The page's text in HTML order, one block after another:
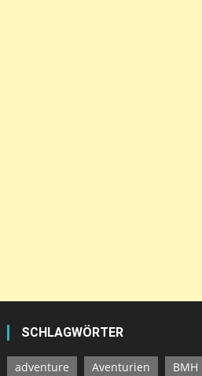
SCHLAGWÖRTER
adventure Aventurien BMH